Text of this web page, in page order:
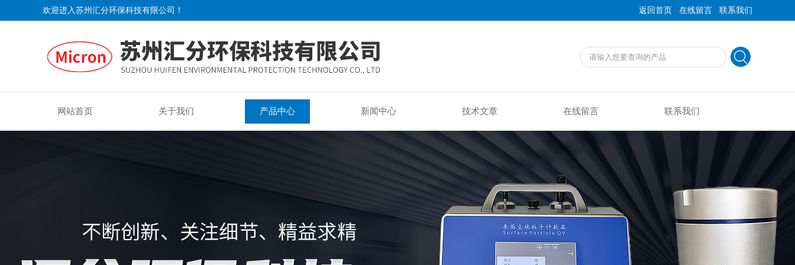
欢迎进入苏州汇分环保科技有限公司！ 返回首页 | 在线留言 | 联系我们
网站首页 关于我们 产品中心 新闻中心 技术文章 在线留言 联系我们